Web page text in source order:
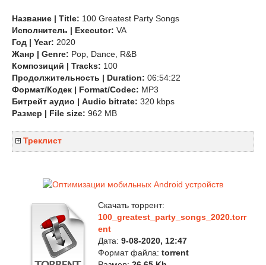
Название | Title: 100 Greatest Party Songs
Исполнитель | Executor: VA
Год | Year: 2020
Жанр | Genre: Pop, Dance, R&B
Композиций | Tracks: 100
Продолжительность | Duration: 06:54:22
Формат/Кодек | Format/Codec: MP3
Битрейт аудио | Audio bitrate: 320 kbps
Размер | File size: 962 MB
Треклист
Скачать торрент:
100_greatest_party_songs_2020.torr
ent
Дата: 9-08-2020, 12:47
Формат файла: torrent